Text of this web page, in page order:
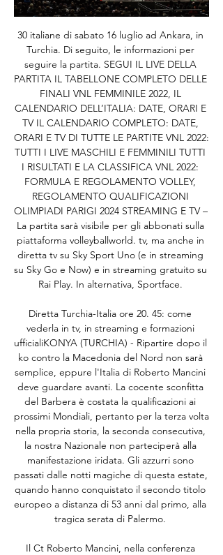
30 italiane di sabato 16 luglio ad Ankara, in
Turchia. Di seguito, le informazioni per
seguire la partita. SEGUI IL LIVE DELLA
PARTITA IL TABELLONE COMPLETO DELLE
FINALI VNL FEMMINILE 2022, IL
CALENDARIO DELL’ITALIA: DATE, ORARI E
TV IL CALENDARIO COMPLETO: DATE,
ORARI E TV DI TUTTE LE PARTITE VNL 2022:
TUTTI I LIVE MASCHILI E FEMMINILI TUTTI
I RISULTATI E LA CLASSIFICA VNL 2022:
FORMULA E REGOLAMENTO VOLLEY,
REGOLAMENTO QUALIFICAZIONI
OLIMPIADI PARIGI 2024 STREAMING E TV –
La partita sarà visibile per gli abbonati sulla
piattaforma volleyballworld. tv, ma anche in
diretta tv su Sky Sport Uno (e in streaming
su Sky Go e Now) e in streaming gratuito su
Rai Play. In alternativa, Sportface.
Diretta Turchia-Italia ore 20. 45: come
vederla in tv, in streaming e formazioni
ufficialiKONYA (TURCHIA) - Ripartire dopo il
ko contro la Macedonia del Nord non sarà
semplice, eppure l'Italia di Roberto Mancini
deve guardare avanti. La cocente sconfitta
del Barbera è costata la qualificazioni ai
prossimi Mondiali, pertanto per la terza volta
nella propria storia, la seconda consecutiva,
la nostra Nazionale non parteciperà alla
manifestazione iridata. Gli azzurri sono
passati dalle notti magiche di questa estate,
quando hanno conquistato il secondo titolo
europeo a distanza di 53 anni dal primo, alla
tragica serata di Palermo.
Il Ct Roberto Mancini, nella conferenza